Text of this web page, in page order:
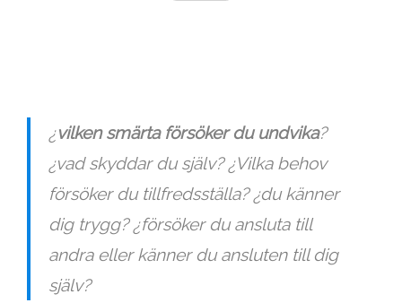
¿vilken smärta försöker du undvika?
¿vad skyddar du själv? ¿Vilka behov
försöker du tillfredsställa? ¿du känner
dig trygg? ¿försöker du ansluta till
andra eller känner du ansluten till dig
själv?